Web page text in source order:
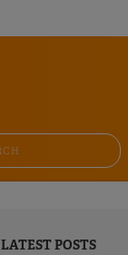
LATEST POSTS